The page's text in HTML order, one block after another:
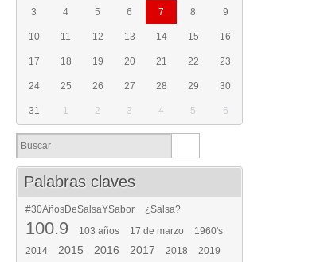
3 4 5 6 7 8 9
10 11 12 13 14 15 16
17 18 19 20 21 22 23
24 25 26 27 28 29 30
31 1 2 3 4 5 6
Palabras claves
#30AñosDeSalsaYSabor ¿Salsa?
100.9 103 años 17 de marzo
1960's
2014
2015 2016 2017 2018
2019